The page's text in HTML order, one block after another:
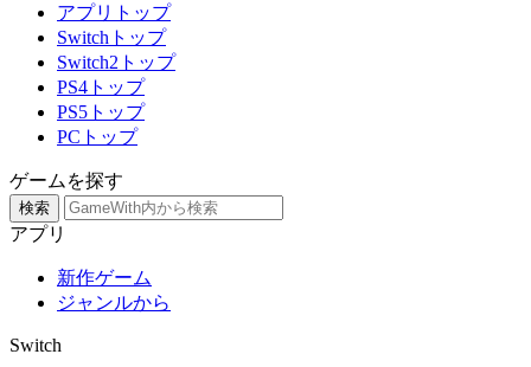
アプリトップ
Switchトップ
Switch2トップ
PS4トップ
PS5トップ
PCトップ
ゲームを探す
検索
アプリ
新作ゲーム
ジャンルから
Switch